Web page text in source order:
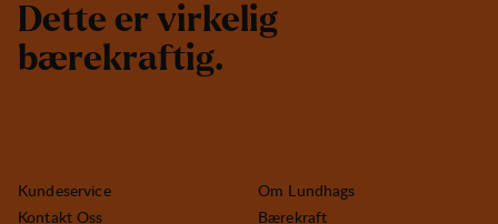
Dette er virkelig
bærekraftig.
Kundeservice
Kontakt Oss
Om Lundhags
Bærekraft